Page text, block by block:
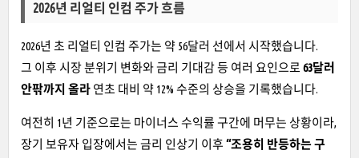
2026년 리얼티 인컴 주가 흐름
2026년 초 리얼티 인컴 주가는 약 56달러 선에서 시작했습니다.
그 이후 시장 분위기 변화와 금리 기대감 등 여러 요인으로 63달러
안팎까지 올라 연초 대비 약 12% 수준의 상승을 기록했습니다.
여전히 1년 기준으로는 마이너스 수익률 구간에 머무는 상황이라,
장기 보유자 입장에서는 금리 인상기 이후 “조용히 반등하는 구